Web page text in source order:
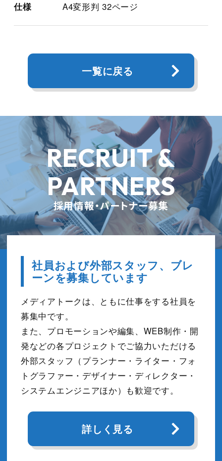
仕様 A4変形判 32ページ
一覧に戻る
RECRUIT &
PARTNERS
採用情報・パートナー募集
社員および外部スタッフ、ブレ
ーンを募集しています
メディアトークは、ともに仕事をする社員を
募集中です。
また、プロモーションや編集、WEB制作・開
発などの各プロジェクトでご協力いただける
外部スタッフ（プランナー・ライター・フォ
トグラファー・デザイナー・ディレクター・
システムエンジニアほか）も歓迎です。
詳しく見る